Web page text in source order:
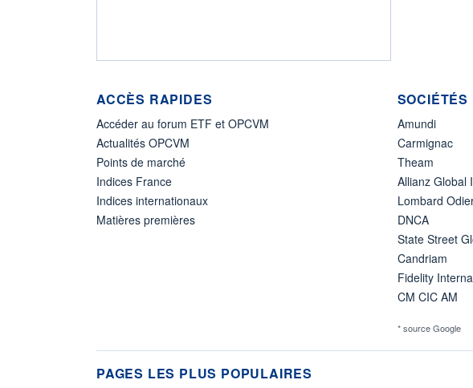
ACCÈS RAPIDES
Accéder au forum ETF et OPCVM
Actualités OPCVM
Points de marché
Indices France
Indices internationaux
Matières premières
Amundi
Carmignac
Theam
Allianz Global
Lombard
DNCA
State Street
Candriam
Fidelity
CM CIC AM
* source Google
PAGES LES PLUS POPULAIRES